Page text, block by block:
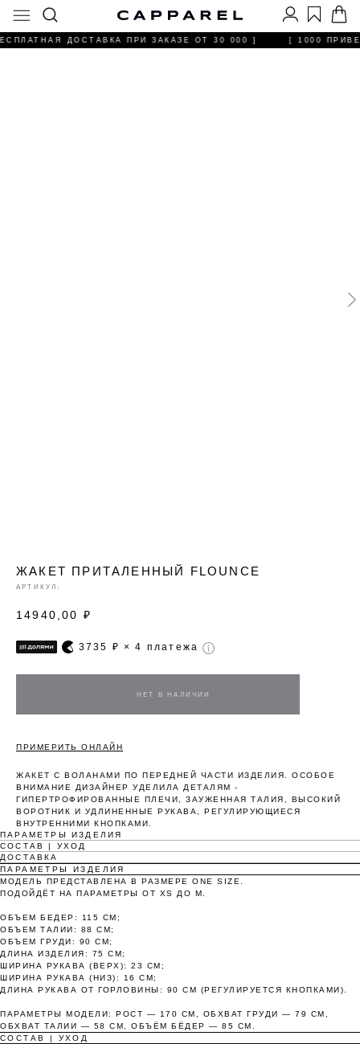
ДОСТАВКА ПРИ ЗАКАЗЕ ОТ 30 000 ] [ 1000
ЖАКЕТ ПРИТАЛЕННЫЙ FLOUNCE
АРТИКУЛ:
14940,00 ₽
3735 ₽ × 4 платежа
ПРИМЕРИТЬ ОНЛАЙН
ЖАКЕТ С ВОЛАНАМИ ПО ПЕРЕДНЕЙ ЧАСТИ ИЗДЕЛИЯ. ОСОБОЕ
ВНИМАНИЕ ДИЗАЙНЕР УДЕЛИЛА ДЕТАЛЯМ -
ГИПЕРТРОФИРОВАННЫЕ ПЛЕЧИ, ЗАУЖЕННАЯ ТАЛИЯ, ВЫСОКИЙ
ВОРОТНИК И УДЛИНЕННЫЕ РУКАВА, РЕГУЛИРУЮЩИЕСЯ
ВНУТРЕННИМИ КНОПКАМИ.
ПАРАМЕТРЫ ИЗДЕЛИЯ
СОСТАВ | УХОД
ДОСТАВКА
ПАРАМЕТРЫ ИЗДЕЛИЯ
МОДЕЛЬ ПРЕДСТАВЛЕНА В РАЗМЕРЕ ONE SIZE.
ПОДОЙДЁТ НА ПАРАМЕТРЫ ОТ XS ДО M.
ОБЪЕМ БЕДЕР: 115 СМ;
ОБЪЕМ ТАЛИИ: 88 СМ;
ОБЪЕМ ГРУДИ: 90 СМ;
ДЛИНА ИЗДЕЛИЯ: 75 СМ;
ШИРИНА РУКАВА (ВЕРХ): 23 СМ;
ШИРИНА РУКАВА (НИЗ): 16 СМ;
ДЛИНА РУКАВА ОТ ГОРЛОВИНЫ: 90 СМ (РЕГУЛИРУЕТСЯ КНОПКАМИ).
ПАРАМЕТРЫ МОДЕЛИ: РОСТ — 170 СМ, ОБХВАТ ГРУДИ — 79 СМ,
ОБХВАТ ТАЛИИ — 58 СМ, ОБЪЁМ БЁДЕР — 85 СМ.
СОСТАВ | УХОД
Оплата частями
Оплатите сегодня 25% стоимости покупки
платежами раз в две недели.
Оплата
сегодня
25%
Через 2
недели
25%
недели
25%
недель
25%